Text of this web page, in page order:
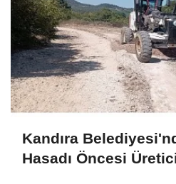
Kandıra
Hasadı Öncesi